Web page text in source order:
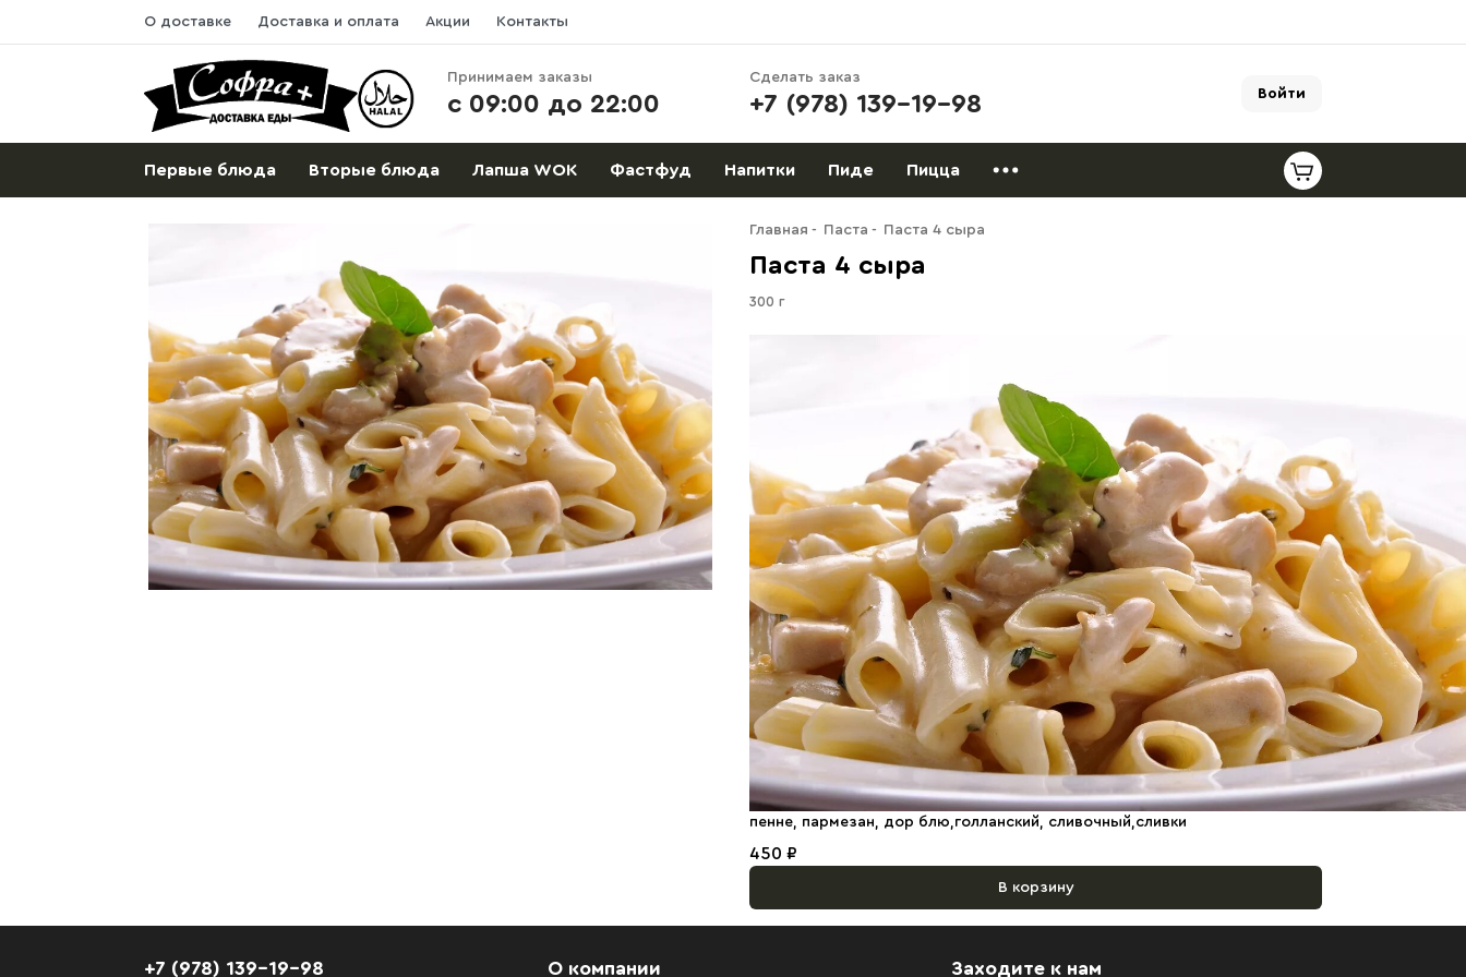
О доставке Доставка и оплата Акции Контакты
Принимаем заказы
с 09:00 до 22:00
Сделать заказ
+7 (978) 139-19-98 Войти
Первые блюда Вторые блюда Лапша WOK Фастфуд Напитки Пиде Пицца
Главная Паста Паста 4 сыра
Паста 4 сыра
300 г
пенне, пармезан, дор блю,голланский, сливочный,сливки
450 ₽
В корзину
+7 (978) 139-19-98 О компании Заходите к нам